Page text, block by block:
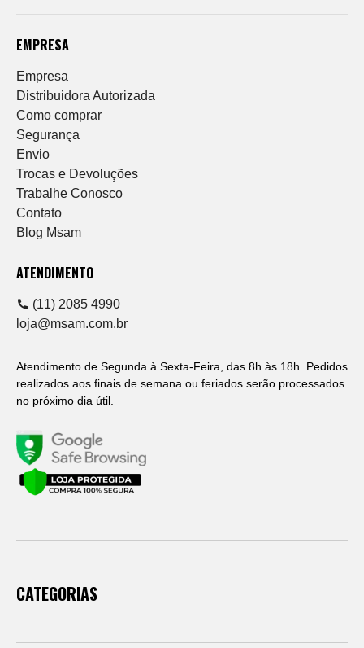
EMPRESA
Empresa
Distribuidora Autorizada
Como comprar
Segurança
Envio
Trocas e Devoluções
Trabalhe Conosco
Contato
Blog Msam
ATENDIMENTO
(11) 2085 4990
loja@msam.com.br
Atendimento de Segunda à Sexta-Feira, das 8h às 18h. Pedidos
realizados aos finais de semana ou feriados serão processados
no próximo dia útil.
CATEGORIAS